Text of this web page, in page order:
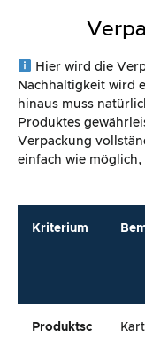
Hier wird die
Nachhaltigkeit wird
hinaus muss
Produktes
Verpackung
einfach wie
Kriterium
Produktsc